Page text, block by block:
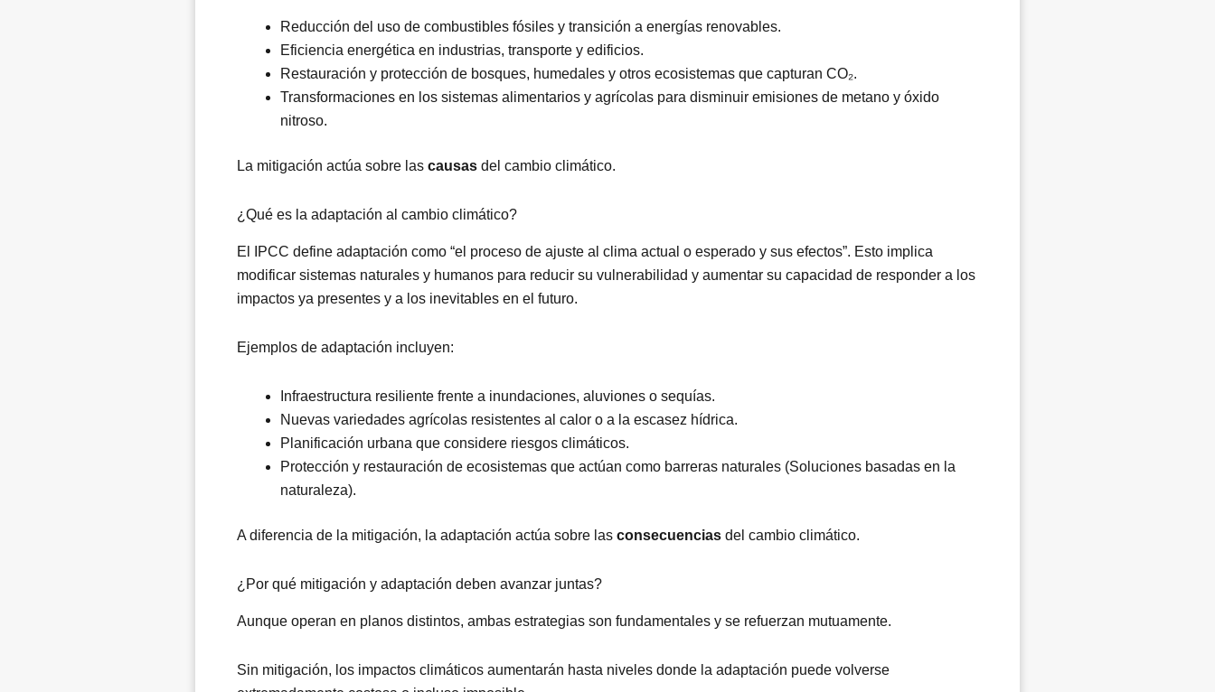
Reducción del uso de combustibles fósiles y transición a energías renovables.
Eficiencia energética en industrias, transporte y edificios.
Restauración y protección de bosques, humedales y otros ecosistemas que capturan CO₂.
Transformaciones en los sistemas alimentarios y agrícolas para disminuir emisiones de metano y óxido
nitroso.
La mitigación actúa sobre las causasdel cambio climático.
¿Qué es la adaptación al cambio climático?
El IPCC define adaptación como “el proceso de ajuste al clima actual o esperado y sus efectos”. Esto implica
modificar sistemas naturales y humanos para reducir su vulnerabilidad y aumentar su capacidad de responder a los
impactos ya presentes y a los inevitables en el futuro.
Ejemplos de adaptación incluyen:
Infraestructura resiliente frente a inundaciones, aluviones o sequías.
Nuevas variedades agrícolas resistentes al calor o a la escasez hídrica.
Planificación urbana que considere riesgos climáticos.
Protección y restauración de ecosistemas que actúan como barreras naturales (Soluciones basadas en la
naturaleza).
A diferencia de la mitigación, la adaptación actúa sobre las consecuenciasdel cambio climático.
¿Por qué mitigación y adaptación deben avanzar juntas?
Aunque operan en planos distintos, ambas estrategias son fundamentales y se refuerzan mutuamente.
Sin mitigación, los impactos climáticos aumentarán hasta niveles donde la adaptación puede volverse